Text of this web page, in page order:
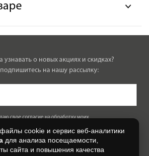
узнавать о новых акциях и скидках?
на нашу рассылку:
свое согласие на обработку моих
персональных данных.
cookie и сервис веб-аналитики
для анализа посещаемости,
сайта и повышения качества